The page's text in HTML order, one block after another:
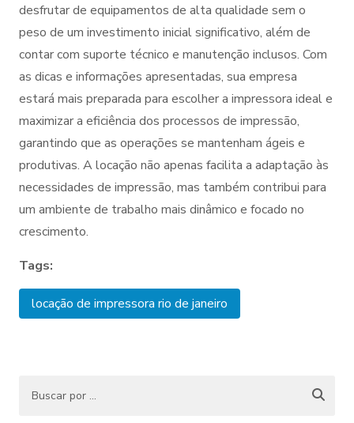
desfrutar de equipamentos de alta qualidade sem o
peso de um investimento inicial significativo, além de
contar com suporte técnico e manutenção inclusos. Com
as dicas e informações apresentadas, sua empresa
estará mais preparada para escolher a impressora ideal e
maximizar a eficiência dos processos de impressão,
garantindo que as operações se mantenham ágeis e
produtivas. A locação não apenas facilita a adaptação às
necessidades de impressão, mas também contribui para
um ambiente de trabalho mais dinâmico e focado no
crescimento.
Tags:
locação de impressora rio de janeiro